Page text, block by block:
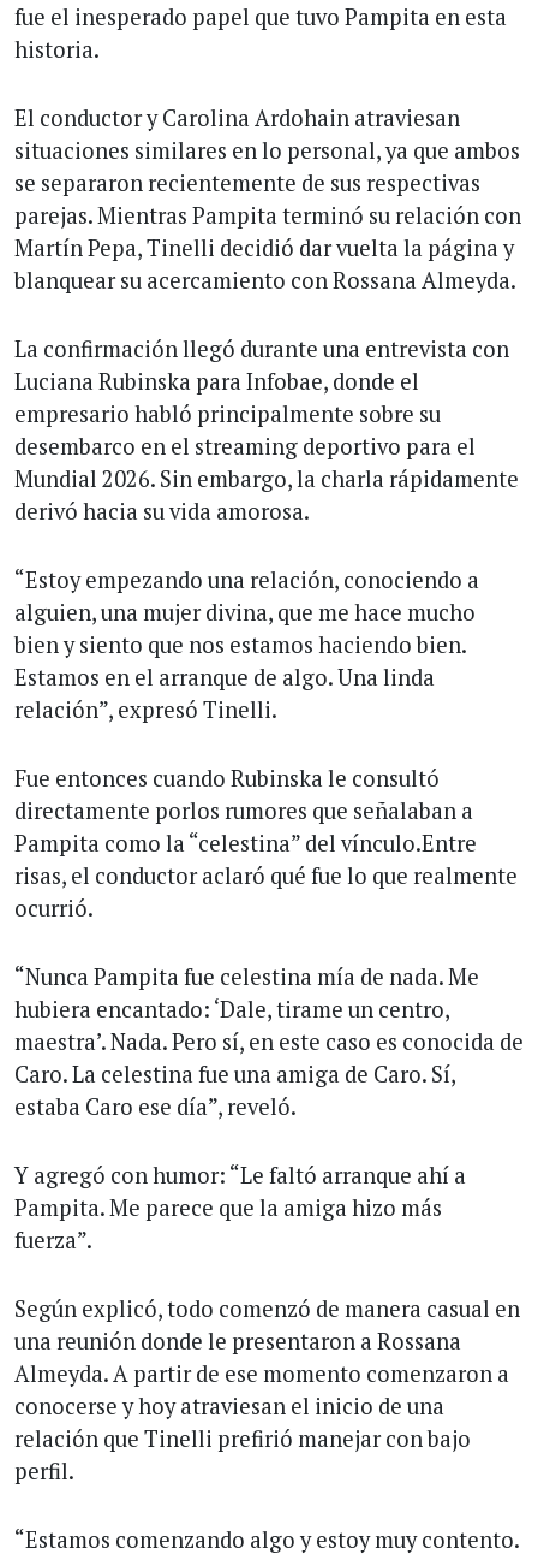
fue el inesperado papel que tuvo Pampita en esta
historia.
El conductor y Carolina Ardohain atraviesan
situaciones similares en lo personal, ya que ambos
se separaron recientemente de sus respectivas
parejas. Mientras Pampita terminó su relación con
Martín Pepa, Tinelli decidió dar vuelta la página y
blanquear su acercamiento con Rossana Almeyda.
La confirmación llegó durante una entrevista con
Luciana Rubinska para Infobae, donde el
empresario habló principalmente sobre su
desembarco en el streaming deportivo para el
Mundial 2026. Sin embargo, la charla rápidamente
derivó hacia su vida amorosa.
“Estoy empezando una relación, conociendo a
alguien, una mujer divina, que me hace mucho
bien y siento que nos estamos haciendo bien.
Estamos en el arranque de algo. Una linda
relación”, expresó Tinelli.
Fue entonces cuando Rubinska le consultó
directamente porlos rumores que señalaban a
Pampita como la “celestina” del vínculo.Entre
risas, el conductor aclaró qué fue lo que realmente
ocurrió.
“Nunca Pampita fue celestina mía de nada. Me
hubiera encantado: ‘Dale, tirame un centro,
maestra’. Nada. Pero sí, en este caso es conocida de
Caro. La celestina fue una amiga de Caro. Sí,
estaba Caro ese día”, reveló.
Y agregó con humor: “Le faltó arranque ahí a
Pampita. Me parece que la amiga hizo más
fuerza”.
Según explicó, todo comenzó de manera casual en
una reunión donde le presentaron a Rossana
Almeyda. A partir de ese momento comenzaron a
conocerse y hoy atraviesan el inicio de una
relación que Tinelli prefirió manejar con bajo
perfil.
“Estamos comenzando algo y estoy muy contento.